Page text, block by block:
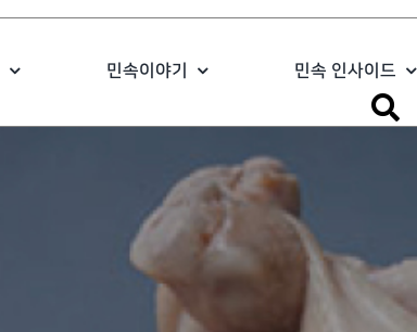
민속이야기 민속 인사이드